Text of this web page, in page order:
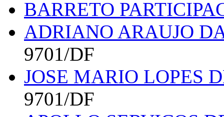
BARRETO
ADRIANO ARAUJO
9701/DF
JOSE MARIO LOPES
9701/DF